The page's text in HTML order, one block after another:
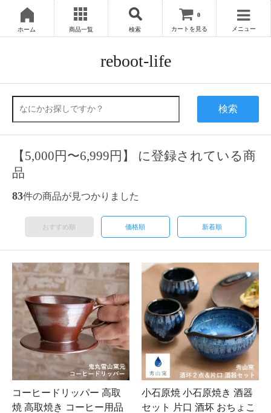
ホーム 商品一覧 検索
0
カートを見る メニュー
reboot-life
検索
【5,000円〜6,999円】 に登録されている商
品
83件の商品が見つかりました
おすすめ順 価格順 新着順
コーヒードリッパー 高取
焼 高取焼き コーヒー用品
小石原焼 小石原焼き 酒器
セット 片口 酒坏 おちょこ